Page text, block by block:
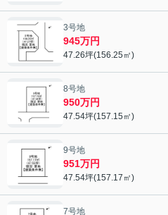
3号地
945万円
47.26坪(156.25㎡)
8号地
950万円
47.54坪(157.15㎡)
9号地
951万円
47.54坪(157.17㎡)
7号地